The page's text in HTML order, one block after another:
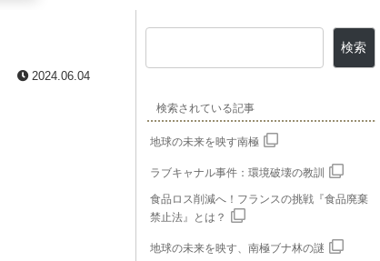
2024.06.04
検索
検索されている記事
地球の未来を映す南極
ラブキャナル事件：環境破壊の教訓
食品ロス削減へ！フランスの挑戦『食品廃棄
禁止法』とは？
地球の未来を映す、南極ブナ林の謎